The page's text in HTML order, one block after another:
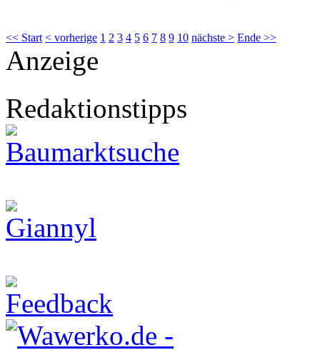
<< Start < vorherige 1 2 3 4 5 6 7 8 9 10 nächste > Ende >>
Anzeige
Redaktionstipps